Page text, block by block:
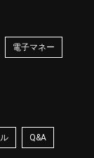
電子マネー
Q&A